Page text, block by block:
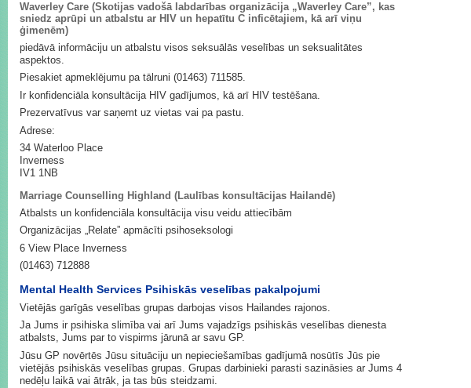
Waverley Care (Skotijas vadošā labdarības organizācija „Waverley Care”, kas
sniedz aprūpi un atbalstu ar HIV un hepatītu C inficētajiem, kā arī viņu
ģimenēm)
piedāvā informāciju un atbalstu visos seksuālās veselības un seksualitātes
aspektos.
Piesakiet apmeklējumu pa tālruni (01463) 711585.
Ir konfidenciāla konsultācija HIV gadījumos, kā arī HIV testēšana.
Prezervatīvus var saņemt uz vietas vai pa pastu.
Adrese:
34 Waterloo Place
Inverness
IV1 1NB
Marriage Counselling Highland (Laulības konsultācijas Hailandē)
Atbalsts un konfidenciāla konsultācija visu veidu attiecībām
Organizācijas „Relate” apmācīti psihoseksologi
6 View Place Inverness
(01463) 712888
Mental Health Services Psihiskās veselības pakalpojumi
Vietējās garīgās veselības grupas darbojas visos Hailandes rajonos.
Ja Jums ir psihiska slimība vai arī Jums vajadzīgs psihiskās veselības dienesta
atbalsts, Jums par to vispirms jārunā ar savu GP.
Jūsu GP novērtēs Jūsu situāciju un nepieciešamības gadījumā nosūtīs Jūs pie
vietējās psihiskās veselības grupas. Grupas darbinieki parasti sazināsies ar Jums 4
nedēļu laikā vai ātrāk, ja tas būs steidzami.